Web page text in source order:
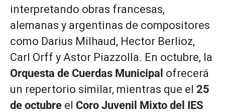
interpretando obras francesas,
alemanas y argentinas de compositores
como Darius Milhaud, Hector Berlioz,
Carl Orff y Astor Piazzolla. En octubre, la
Orquesta de Cuerdas Municipal ofrecerá
un repertorio similar, mientras que el 25
de octubre el Coro Juvenil Mixto del IES